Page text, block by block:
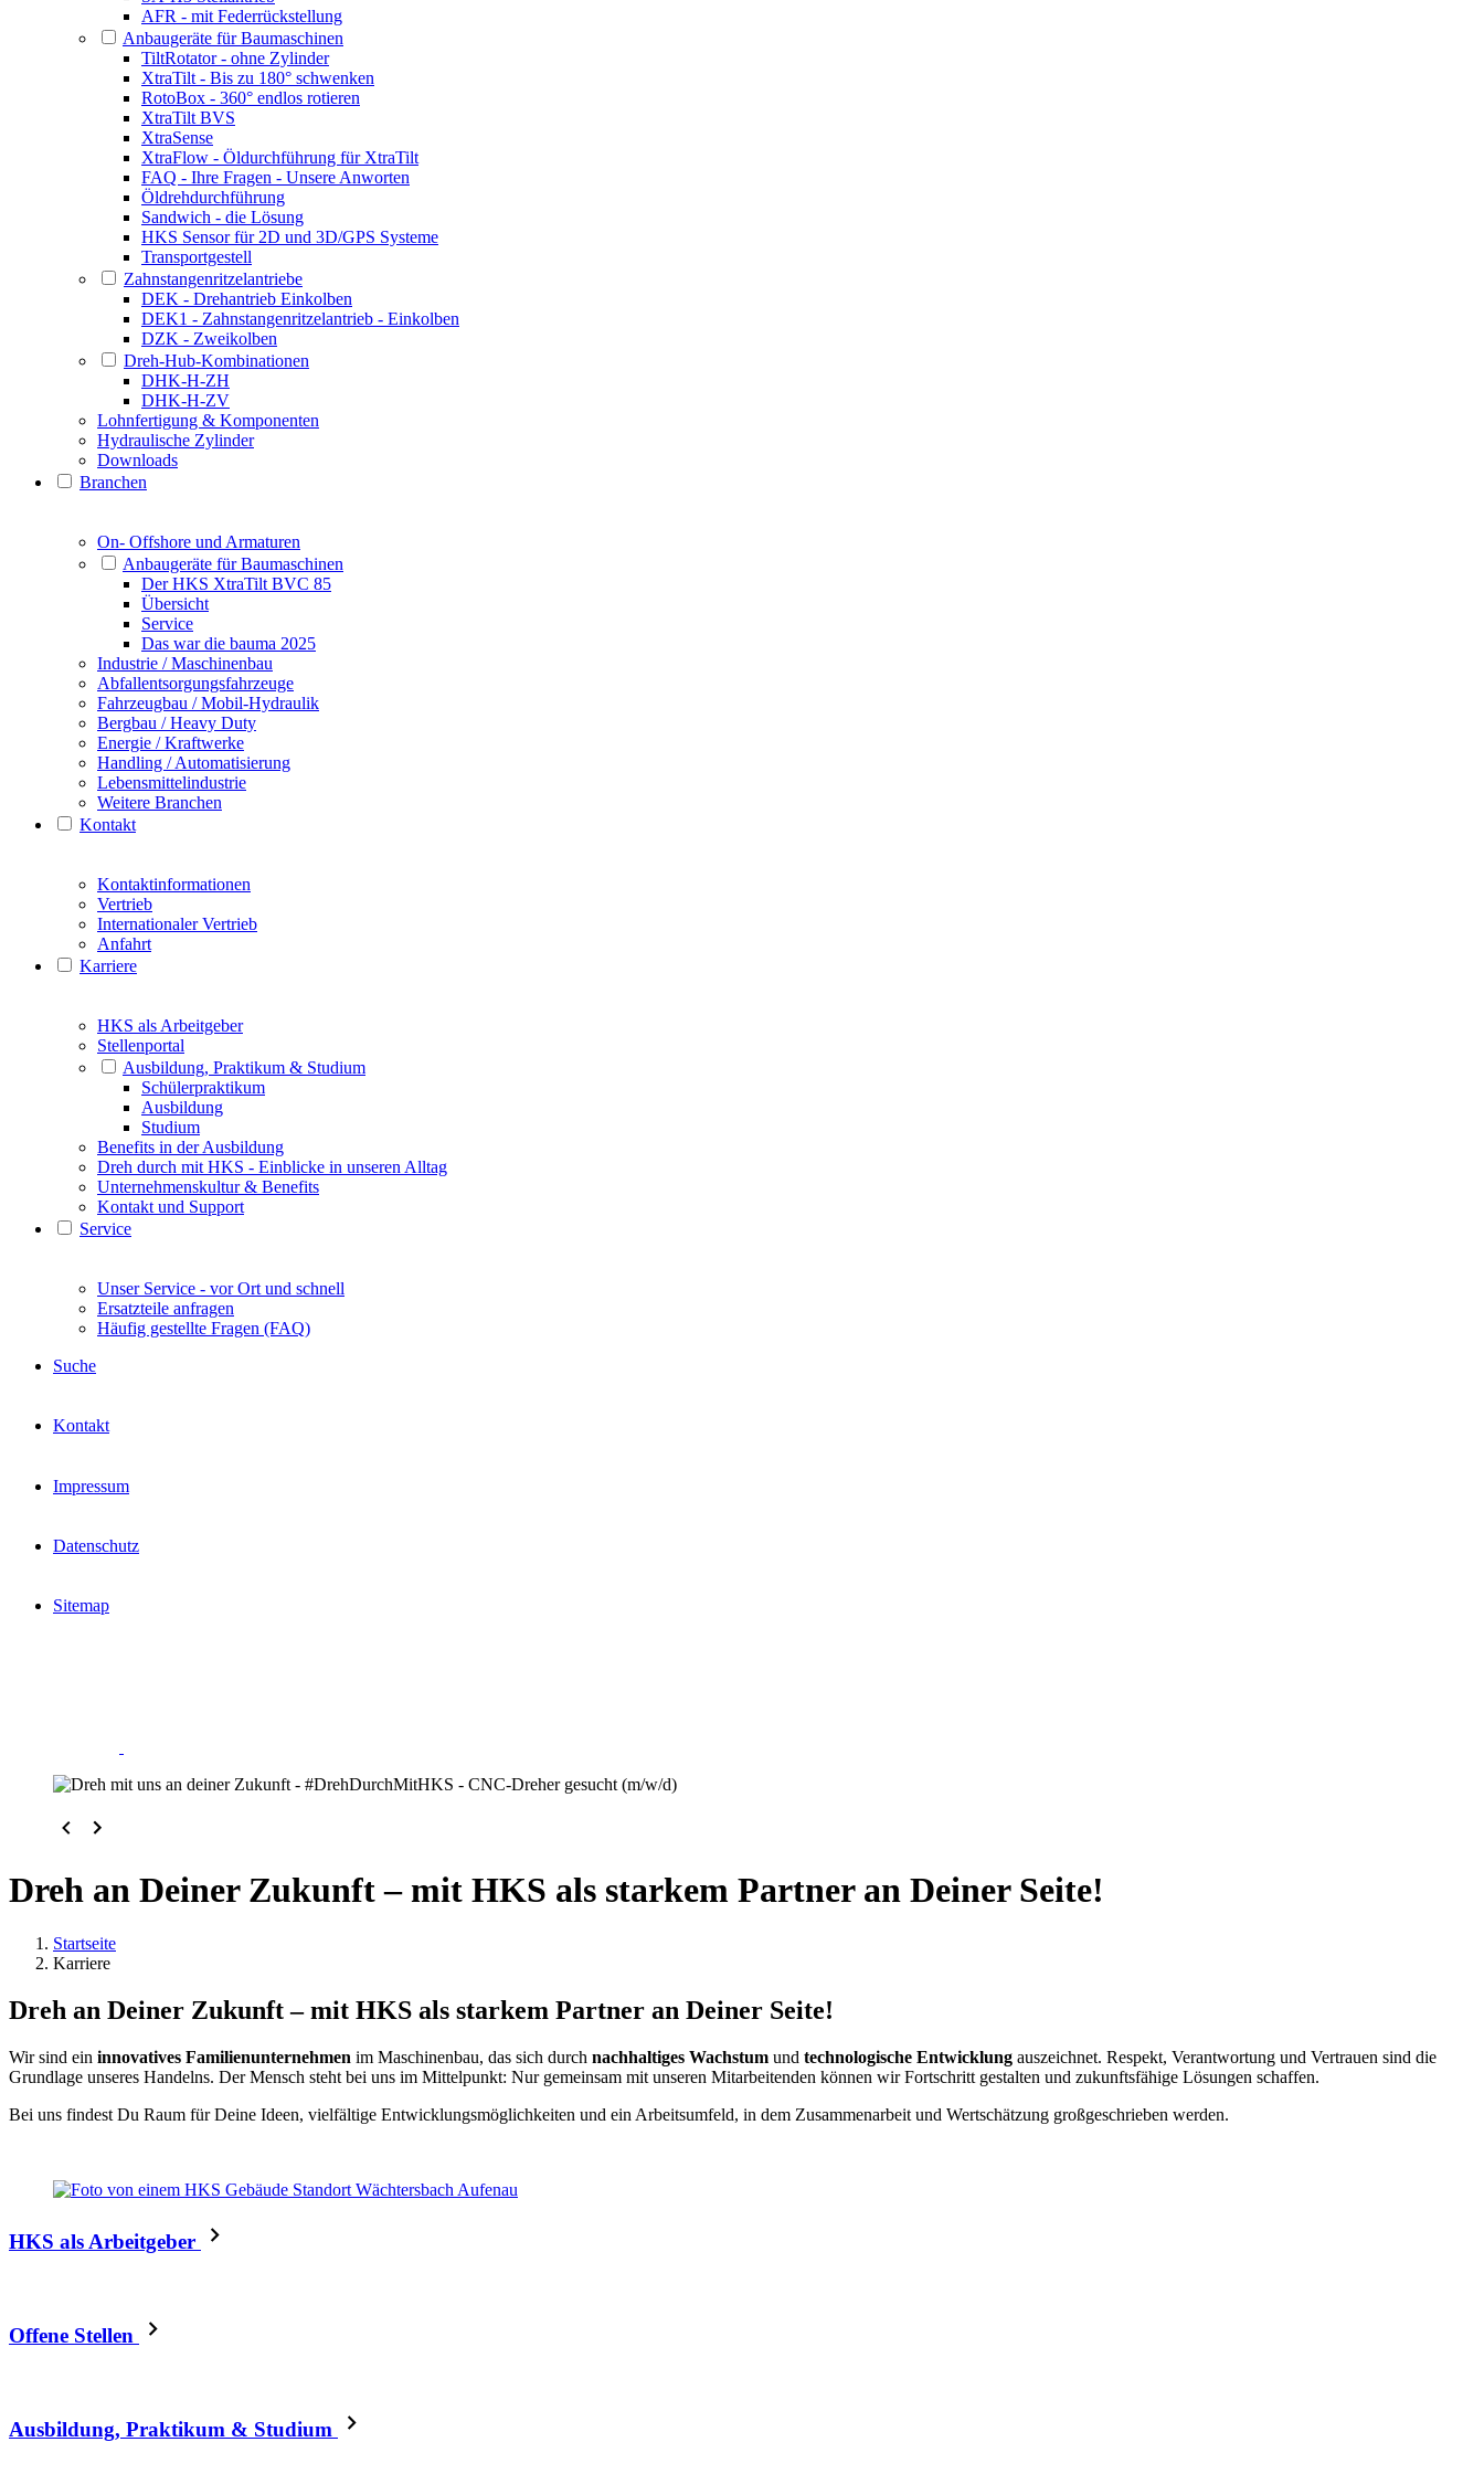
AFR - mit Federrückstellung
Anbaugeräte für Baumaschinen
TiltRotator - ohne Zylinder
XtraTilt - Bis zu 180° schwenken
RotoBox - 360° endlos rotieren
XtraTilt BVS
XtraSense
XtraFlow - Öldurchführung für XtraTilt
FAQ - Ihre Fragen - Unsere Anworten
Öldrehdurchführung
Sandwich - die Lösung
HKS Sensor für 2D und 3D/GPS Systeme
Transportgestell
Zahnstangenritzelantriebe
DEK - Drehantrieb Einkolben
DEK1 - Zahnstangenritzelantrieb - Einkolben
DZK - Zweikolben
Dreh-Hub-Kombinationen
DHK-H-ZH
DHK-H-ZV
Lohnfertigung & Komponenten
Hydraulische Zylinder
Downloads
Branchen
On- Offshore und Armaturen
Anbaugeräte für Baumaschinen
Der HKS XtraTilt BVC 85
Übersicht
Service
Das war die bauma 2025
Industrie / Maschinenbau
Abfallentsorgungsfahrzeuge
Fahrzeugbau / Mobil-Hydraulik
Bergbau / Heavy Duty
Energie / Kraftwerke
Handling / Automatisierung
Lebensmittelindustrie
Weitere Branchen
Kontakt
Kontaktinformationen
Vertrieb
Internationaler Vertrieb
Anfahrt
Karriere
HKS als Arbeitgeber
Stellenportal
Ausbildung, Praktikum & Studium
Schülerpraktikum
Ausbildung
Studium
Benefits in der Ausbildung
Dreh durch mit HKS - Einblicke in unseren Alltag
Unternehmenskultur & Benefits
Kontakt und Support
Service
Unser Service - vor Ort und schnell
Ersatzteile anfragen
Häufig gestellte Fragen (FAQ)
Suche
Kontakt
Impressum
Datenschutz
Sitemap
Dreh an Deiner Zukunft – mit HKS als starkem Partner an Deiner Seite!
Startseite
Karriere
Dreh an Deiner Zukunft – mit HKS als starkem Partner an Deiner Seite!
Wir sind ein innovatives Familienunternehmen im Maschinenbau, das sich durch nachhaltiges Wachstum und technologische Entwicklung auszeichnet. Respekt, Verantwortung und Vertrauen sind die
Grundlage unseres Handelns. Der Mensch steht bei uns im Mittelpunkt: Nur gemeinsam mit unseren Mitarbeitenden können wir Fortschritt gestalten und zukunftsfähige Lösungen schaffen.
Bei uns findest Du Raum für Deine Ideen, vielfältige Entwicklungsmöglichkeiten und ein Arbeitsumfeld, in dem Zusammenarbeit und Wertschätzung großgeschrieben werden.
HKS als Arbeitgeber
Offene Stellen
Ausbildung, Praktikum & Studium